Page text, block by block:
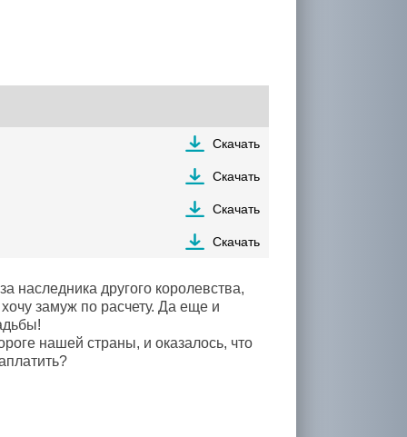
Скачать
Скачать
Скачать
Скачать
наследника другого королевства,
замуж по расчету. Да еще и
нашей страны, и оказалось, что